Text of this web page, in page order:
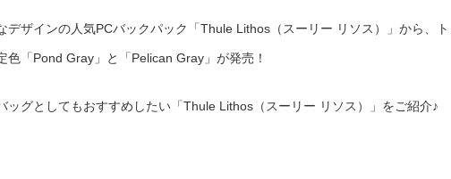
デザインの人気PCバックパック「Thule Lithos（スーリー リソス）」から、
⾊「Pond Gray」と「Pelican Gray」が発売！
ッグとしてもおすすめしたい「Thule Lithos（スーリー リソス）」をご紹介♪